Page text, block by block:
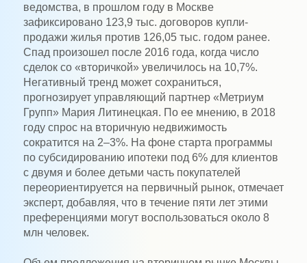
ведомства, в прошлом году в Москве
зафиксировано 123,9 тыс. договоров купли-
продажи жилья против 126,05 тыс. годом ранее.
Спад произошел после 2016 года, когда число
сделок со «вторичкой» увеличилось на 10,7%.
Негативный тренд может сохраниться,
прогнозирует управляющий партнер «Метриум
Групп» Мария Литинецкая. По ее мнению, в 2018
году спрос на вторичную недвижимость
сократится на 2–3%. На фоне старта программы
по субсидированию ипотеки под 6% для клиентов
с двумя и более детьми часть покупателей
переориентируется на первичный рынок, отмечает
эксперт, добавляя, что в течение пяти лет этими
преференциями могут воспользоваться около 8
млн человек.